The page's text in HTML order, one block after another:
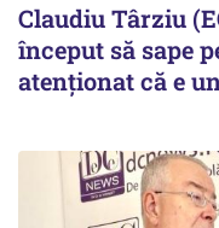
Claudiu Târziu
început să sape
atenționat că e